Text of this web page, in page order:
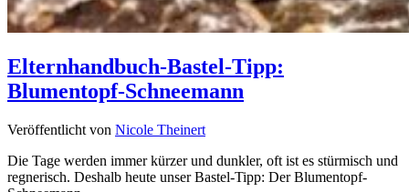
Elternhandbuch-Bastel-Tipp:
Blumentopf-Schneemann
Veröffentlicht von Nicole Theinert
Die Tage werden immer kürzer und dunkler, oft ist es stürmisch und
regnerisch. Deshalb heute unser Bastel-Tipp: Der Blumentopf-